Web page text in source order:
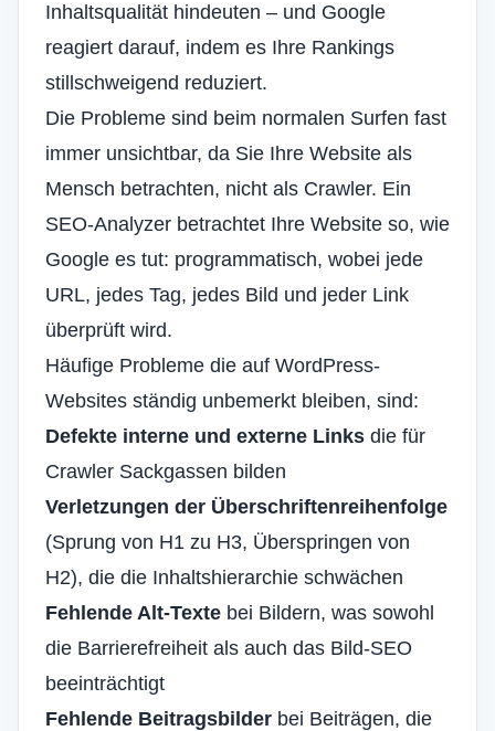
Inhaltsqualität hindeuten – und Google
reagiert darauf, indem es Ihre Rankings
stillschweigend reduziert.
Die Probleme sind beim normalen Surfen fast
immer unsichtbar, da Sie Ihre Website als
Mensch betrachten, nicht als Crawler. Ein
SEO-Analyzer betrachtet Ihre Website so, wie
Google es tut: programmatisch, wobei jede
URL, jedes Tag, jedes Bild und jeder Link
überprüft wird.
Häufige Probleme die auf WordPress-
Websites ständig unbemerkt bleiben, sind:
Defekte interne und externe Links die für
Crawler Sackgassen bilden
Verletzungen der Überschriftenreihenfolge
(Sprung von H1 zu H3, Überspringen von
H2), die die Inhaltshierarchie schwächen
Fehlende Alt-Texte bei Bildern, was sowohl
die Barrierefreiheit als auch das Bild-SEO
beeinträchtigt
Fehlende Beitragsbilder bei Beiträgen, die